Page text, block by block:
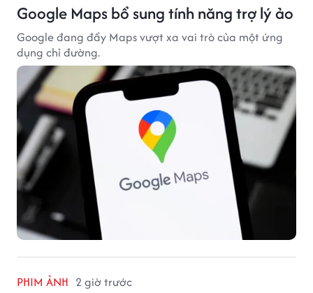
Google Maps bổ sung tính năng trợ lý ảo
Google đang đẩy Maps vượt xa vai trò của một ứng
dụng chỉ đường.
PHIM ẢNH 2 giờ trước